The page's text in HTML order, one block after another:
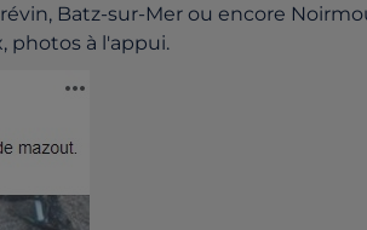
Batz-sur-Mer ou encore
photos à l'appui.